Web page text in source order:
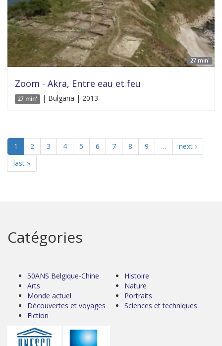
27 min'
Zoom - Akra, Entre eau et feu
27 min' | Bulgaria | 2013
1 2 3 4 5 6 7 8 9 …
next ›
last »
Catégories
50ANS Belgique-Chine
Arts
Monde actuel
Découvertes et voyages
Fiction
Histoire
Nature
Portraits
Sciences et techniques